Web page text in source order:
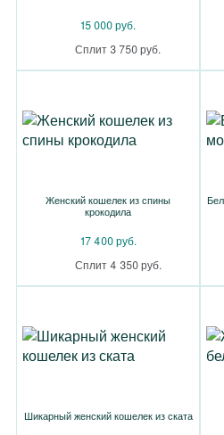
15 000 руб.
Сплит 3 750 руб.
Женский кошелек из спины
крокодила
17 400 руб.
Сплит 4 350 руб.
Шикарный женский кошелек из ската